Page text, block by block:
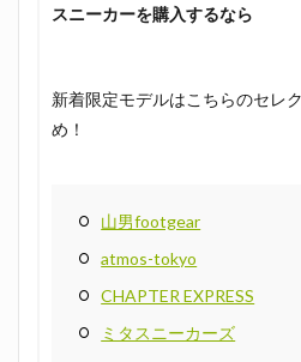
スニーカーを購入するなら
新着限定モデルはこちらのセレ
め！
山男footgear
atmos-tokyo
CHAPTER EXPRESS
ミタスニーカーズ